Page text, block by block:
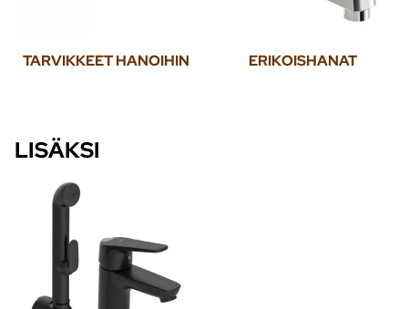
TARVIKKEET HANOIHIN ERIKOISHANAT
LISÄKSI